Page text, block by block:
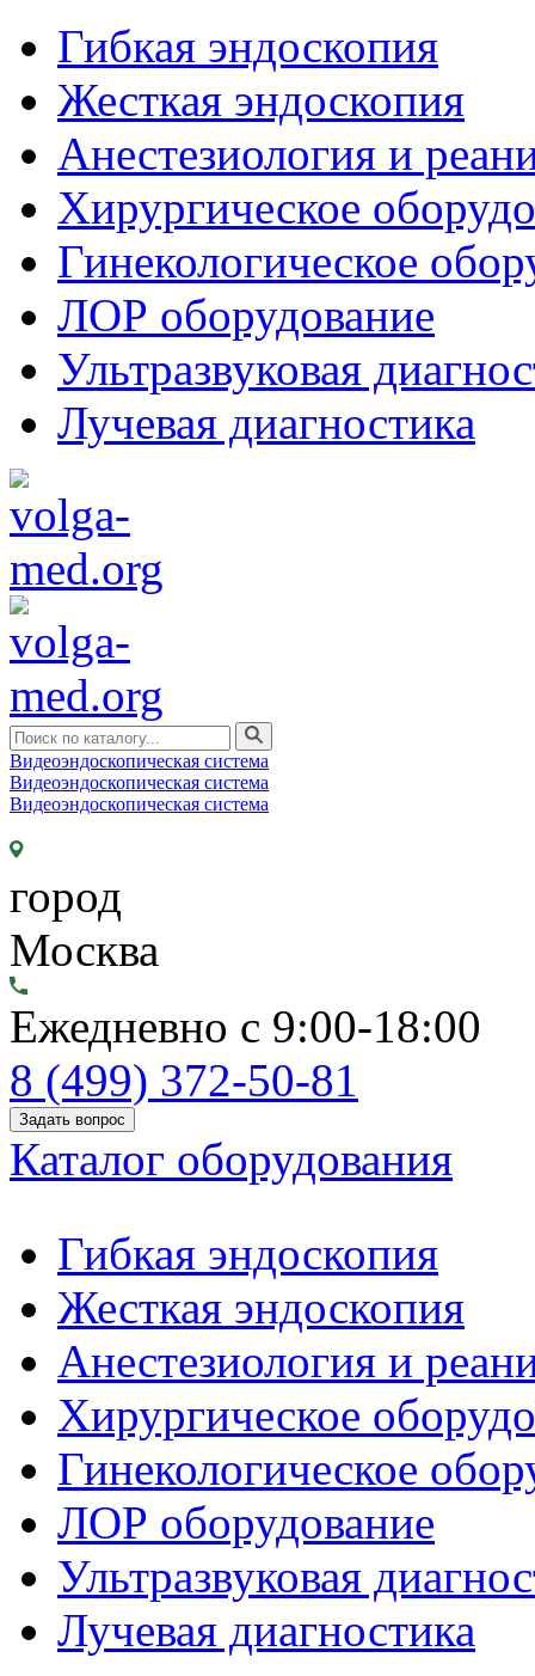
Гибкая эндоскопия
Жесткая эндоскопия
Анестезиология и
Хирургическое
Гинекологическое
ЛОР оборудование
Ультразвуковая
Лучевая диагностика
Видеоэндоскопическая система
Видеоэндоскопическая система
Видеоэндоскопическая система
город
Москва
Ежедневно с 9:00-18:00
8 (499) 372-50-81
Задать вопрос
Каталог оборудования
Гибкая эндоскопия
Жесткая эндоскопия
Анестезиология и
Хирургическое
Гинекологическое
ЛОР оборудование
Ультразвуковая
Лучевая диагностика